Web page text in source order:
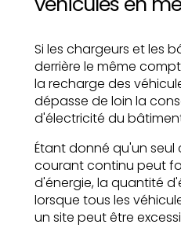
Si les chargeurs et les
derrière le même
la recharge des
dépasse de loin la
d'électricité du
Étant donné qu'un
courant continu peut
d'énergie, la quantité
lorsque tous les
un site peut être